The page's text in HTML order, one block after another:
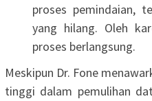
proses pemindaian,
yang hilang. Oleh
proses berlangsung.
Meskipun Dr. Fone
tinggi dalam pemulihan